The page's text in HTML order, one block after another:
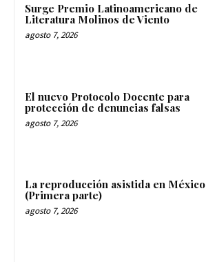
Surge Premio Latinoamericano de
Literatura Molinos de Viento
agosto 7, 2026
El nuevo Protocolo Docente para
protección de denuncias falsas
agosto 7, 2026
La reproducción asistida en México
(Primera parte)
agosto 7, 2026